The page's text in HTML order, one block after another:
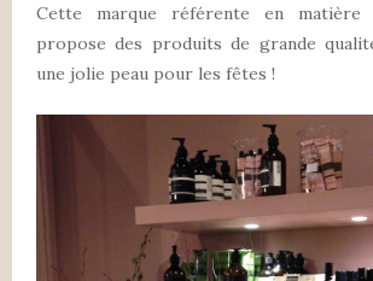
Cette marque référente en matière
propose des produits de grande
une jolie peau pour les fêtes !